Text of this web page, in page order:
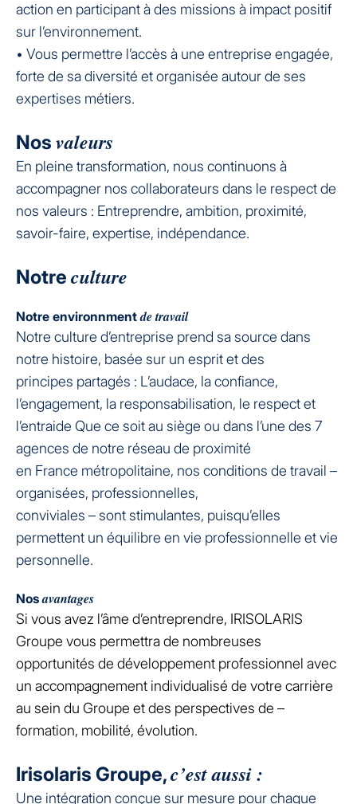
action en participant à des missions à impact positif
sur l’environnement.
• Vous permettre l’accès à une entreprise engagée,
forte de sa diversité et organisée autour de ses
expertises métiers.
Nos valeurs
En pleine transformation, nous continuons à
accompagner nos collaborateurs dans le respect de
nos valeurs : Entreprendre, ambition, proximité,
savoir-faire, expertise, indépendance.
Notre culture
Notre environnmentde travail
Notre culture d’entreprise prend sa source dans
notre histoire, basée sur un esprit et des
principes partagés : L’audace, la confiance,
l’engagement, la responsabilisation, le respect et
l’entraide Que ce soit au siège ou dans l’une des 7
agences de notre réseau de proximité
en France métropolitaine, nos conditions de travail –
organisées, professionnelles,
conviviales – sont stimulantes, puisqu’elles
permettent un équilibre en vie professionnelle et vie
personnelle.
Nosavantages
Si vous avez l’âme d’entreprendre, IRISOLARIS
Groupe vous permettra de nombreuses
opportunités de développement professionnel avec
un accompagnement individualisé de votre carrière
au sein du Groupe et des perspectives de –
formation, mobilité, évolution.
Irisolaris Groupe,c’est aussi :
Une intégration conçue sur mesure pour chaque